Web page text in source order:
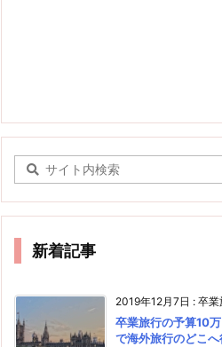
新着記事
2019年12月7日 : 卒業
卒業旅行の予算10
で海外旅行のどこへ